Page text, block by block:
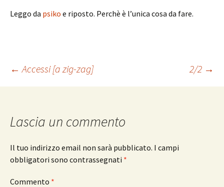
Leggo da psiko e riposto. Perchè è l’unica cosa da fare.
Navigazione
← Accessi [a zig-zag] 2/2 →
Lascia un commento
Il tuo indirizzo email non sarà pubblicato. I campi
obbligatori sono contrassegnati *
Commento *